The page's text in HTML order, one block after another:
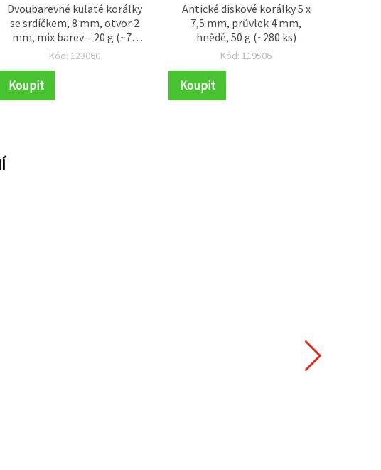
Dvoubarevné kulaté korálky
se srdíčkem, 8 mm, otvor 2
mm, mix barev – 20 g (~70
ks)
Kód: 123060
Koupit
Antické diskové korálky 5 x
7,5 mm, průvlek 4 mm,
hnědé, 50 g (~280 ks)
Kód: 119506
Koupit